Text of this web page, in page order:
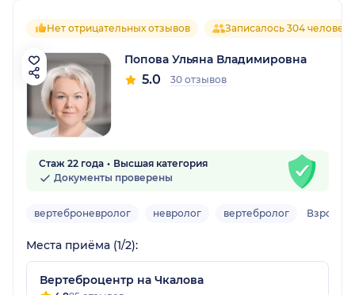
Нет отрицательных отзывов Записалось 304 человека
Попова Ульяна Владимировна
5.0 30 отзывов
Стаж 22 года
Высшая категория
Документы проверены
вертеброневролог невролог вертебролог
Места приёма (1/2):
Вертеброцентр на Чкалова